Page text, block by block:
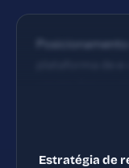
conversão,
para lojas
Estratégia de